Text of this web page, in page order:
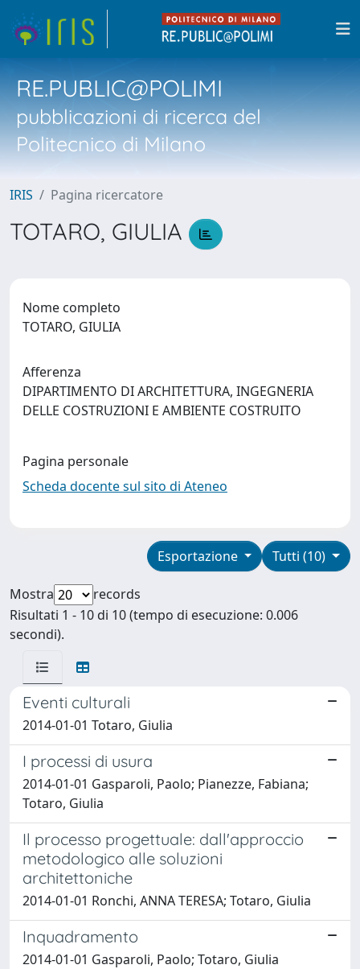
RE.PUBLIC@POLIMI
pubblicazioni di ricerca del
Politecnico di Milano
IRIS Pagina ricercatore
TOTARO, GIULIA
Nome completo
TOTARO, GIULIA
Afferenza
DIPARTIMENTO DI ARCHITETTURA, INGEGNERIA
DELLE COSTRUZIONI E AMBIENTE COSTRUITO
Pagina personale
Scheda docente sul sito di Ateneo
Tutti (10)
Esportazione
Mostra
records
Risultati 1 - 10 di 10 (tempo di esecuzione: 0.006
secondi).
Eventi culturali
2014-01-01 Totaro, Giulia
I processi di usura
2014-01-01 Gasparoli, Paolo; Pianezze, Fabiana;
Totaro, Giulia
Il processo progettuale: dall'approccio
metodologico alle soluzioni
architettoniche
2014-01-01 Ronchi, ANNA TERESA; Totaro, Giulia
Inquadramento
2014-01-01 Gasparoli, Paolo; Totaro, Giulia